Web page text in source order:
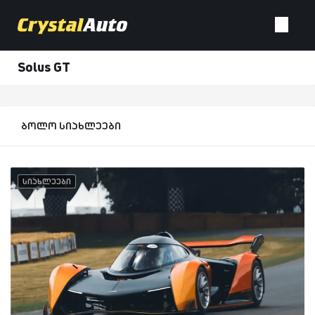
Solus GT
ბოლო სიახლეები
სიახლეები